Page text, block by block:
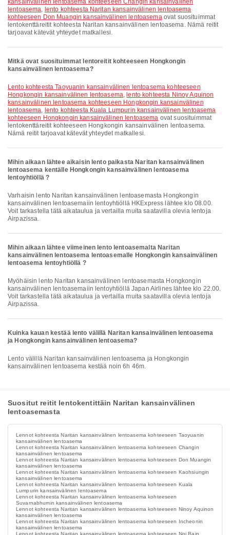
kansainvälinen lentoasema kohteeseen Changin kansainvälinen
lentoasema, lento kohteesta Naritan kansainvälinen lentoasema
kohteeseen Don Muangin kansainvälinen lentoasemaovat suosituimmat
lentokenttäreitit kohteesta Naritan kansainvälinen lentoasema. Nämä reitit
tarjoavat kätevät yhteydet matkallesi.
Mitkä ovat suosituimmat lentoreitit kohteeseen Hongkongin
kansainvälinen lentoasema?
lento kohteesta Taoyuanin kansainvälinen lentoasema kohteeseen
Hongkongin kansainvälinen lentoasema, lento kohteesta Ninoy Aquinon
kansainvälinen lentoasema kohteeseen Hongkongin kansainvälinen
lentoasema, lento kohteesta Kuala Lumpurin kansainvälinen lentoasema
kohteeseen Hongkongin kansainvälinen lentoasema ovat suosituimmat
lentokenttäreitit kohteeseen Hongkongin kansainvälinen lentoasema.
Nämä reitit tarjoavat kätevät yhteydet matkallesi.
Mihin aikaan lähtee aikaisin lento paikasta Naritan kansainvälinen
lentoasema kentälle Hongkongin kansainvälinen lentoasema
lentoyhtiöllä ?
Varhaisin lento Naritan kansainvälinen lentoasemasta Hongkongin
kansainvälinen lentoasemaiin lentoyhtiöllä HKExpress lähtee klo 08.00.
Voit tarkastella tätä aikataulua ja vertailla muita saatavilla olevia lentoja
Airpazissa.
Mihin aikaan lähtee viimeinen lento lentoasemalta Naritan
kansainvälinen lentoasema lentoasemalle Hongkongin kansainvälinen
lentoasema lentoyhtiöllä ?
Myöhäisin lento Naritan kansainvälinen lentoasemasta Hongkongin
kansainvälinen lentoasemaiin lentoyhtiöllä Japan Airlines lähtee klo 22.00.
Voit tarkastella tätä aikataulua ja vertailla muita saatavilla olevia lentoja
Airpazissa.
Kuinka kauan kestää lento välillä Naritan kansainvälinen lentoasema
ja Hongkongin kansainvälinen lentoasema?
Lento välillä Naritan kansainvälinen lentoasema ja Hongkongin
kansainvälinen lentoasema kestää noin 6h 46m.
Suositut reitit lentokentittäin Naritan kansainvälinen
lentoasemasta
Lennot kohteesta Naritan kansainvälinen lentoasema kohteeseen Taoyuanin
kansainvälinen lentoasema
Lennot kohteesta Naritan kansainvälinen lentoasema kohteeseen Changin
kansainvälinen lentoasema
Lennot kohteesta Naritan kansainvälinen lentoasema kohteeseen Don Muangin
kansainvälinen lentoasema
Lennot kohteesta Naritan kansainvälinen lentoasema kohteeseen Kaohsiungin
kansainvälinen lentoasema
Lennot kohteesta Naritan kansainvälinen lentoasema kohteeseen Kuala
Lumpurin kansainvälinen lentoasema
Lennot kohteesta Naritan kansainvälinen lentoasema kohteeseen
Suvarnabhumin kansainvälinen lentoasema
Lennot kohteesta Naritan kansainvälinen lentoasema kohteeseen Ninoy Aquinon
kansainvälinen lentoasema
Lennot kohteesta Naritan kansainvälinen lentoasema kohteeseen Incheonin
kansainvälinen lentoasema
Lennot kohteesta Naritan kansainvälinen lentoasema kohteeseen Noi Bain